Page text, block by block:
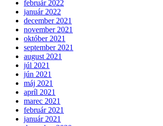
február 2022
január 2022
december 2021
november 2021
október 2021
september 2021
august 2021
júl 2021
jún 2021
máj 2021
apríl 2021
marec 2021
február 2021
január 2021